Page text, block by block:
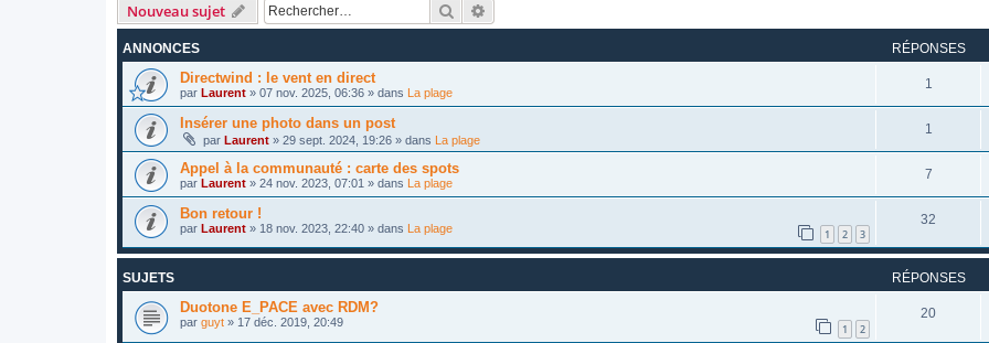
Nouveau sujet Rechercher
ANNONCES RÉPONSES
Directwind : le vent en direct
par Laurent » 07 nov. 2025, 06:36 » dans La plage
1
Insérer une photo dans un post
par Laurent » 29 sept. 2024, 19:26 » dans La plage
1
Appel à la communauté : carte des spots
par Laurent » 24 nov. 2023, 07:01 » dans La plage
7
Bon retour !
par Laurent » 18 nov. 2023, 22:40 » dans La plage 1 2 3
32
SUJETS RÉPONSES
Duotone E_PACE avec RDM?
par guyt » 17 déc. 2019, 20:49 1 2
20